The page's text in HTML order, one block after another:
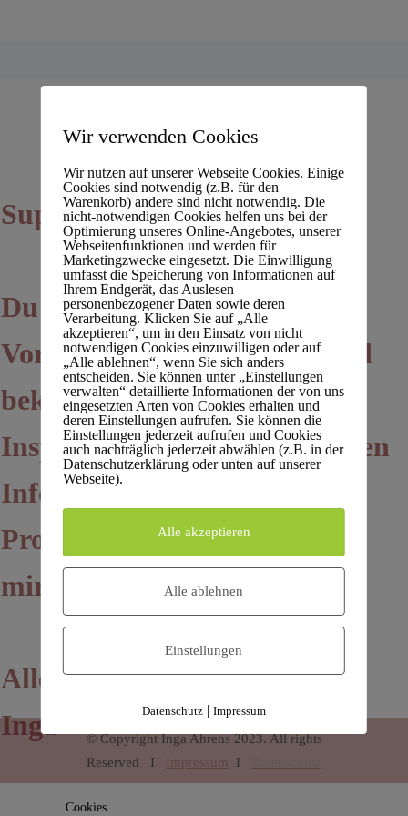
Super, das hat geklappt!
Du bist in die exklusive
Vormerkliste eingetragen und
bekommst nun wöchentliche
Inspirationen und alle weiteren
Infos rechtzeitig vor
Programmstart per Mail von
mir. :-)
Alles Liebe und bis bald
Inga
© Copyright Inga Ahrens 2023. All rights
Reserved I Impressum I
Cookies
Wir verwenden Cookies
Wir nutzen auf unserer Webseite Cookies. Einige
Cookies sind notwendig (z.B. für den
Warenkorb) andere sind nicht notwendig. Die
nicht-notwendigen Cookies helfen uns bei der
Optimierung unseres Online-Angebotes, unserer
Webseitenfunktionen und werden für
Marketingzwecke eingesetzt. Die Einwilligung
umfasst die Speicherung von Informationen auf
Ihrem Endgerät, das Auslesen
personenbezogener Daten sowie deren
Verarbeitung. Klicken Sie auf „Alle
akzeptieren“, um in den Einsatz von nicht
notwendigen Cookies einzuwilligen oder auf
„Alle ablehnen“, wenn Sie sich anders
entscheiden. Sie können unter „Einstellungen
verwalten“ detaillierte Informationen der von uns
eingesetzten Arten von Cookies erhalten und
deren Einstellungen aufrufen. Sie können die
Einstellungen jederzeit aufrufen und Cookies
auch nachträglich jederzeit abwählen (z.B. in der
Datenschutzerklärung oder unten auf unserer
Webseite).
Alle akzeptieren
Alle ablehnen
Einstellungen
Datenschutz| Impressum